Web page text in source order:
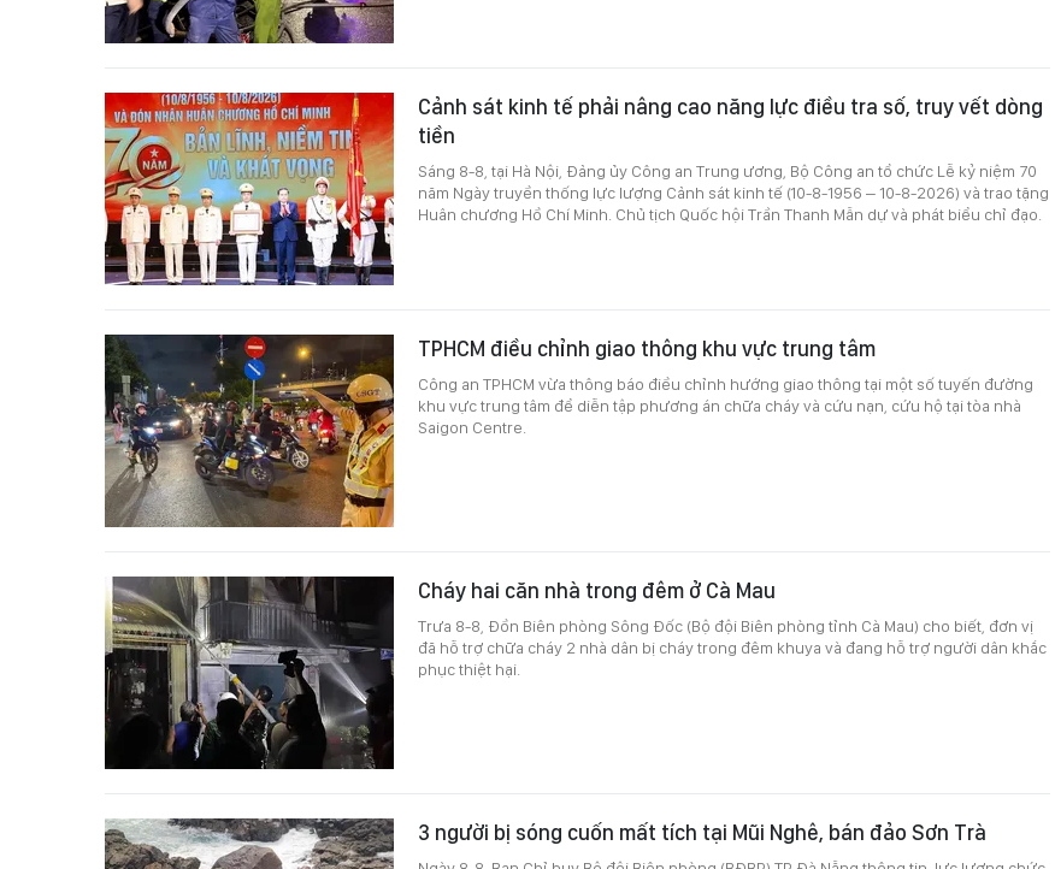
Cảnh sát kinh tế phải nâng cao năng lực điều tra số, truy vết dòng
tiền
Sáng 8-8, tại Hà Nội, Đảng ủy Công an Trung ương, Bộ Công an tổ chức Lễ kỷ niệm 70
năm Ngày truyền thống lực lượng Cảnh sát kinh tế (10-8-1956 – 10-8-2026) và trao tặng
Huân chương Hồ Chí Minh. Chủ tịch Quốc hội Trần Thanh Mẫn dự và phát biểu chỉ đạo.
TPHCM điều chỉnh giao thông khu vực trung tâm
Công an TPHCM vừa thông báo điều chỉnh hướng giao thông tại một số tuyến đường
khu vực trung tâm để diễn tập phương án chữa cháy và cứu nạn, cứu hộ tại tòa nhà
Saigon Centre.
Cháy hai căn nhà trong đêm ở Cà Mau
Trưa 8-8, Đồn Biên phòng Sông Đốc (Bộ đội Biên phòng tỉnh Cà Mau) cho biết, đơn vị
đã hỗ trợ chữa cháy 2 nhà dân bị cháy trong đêm khuya và đang hỗ trợ người dân khắc
phục thiệt hại.
3 người bị sóng cuốn mất tích tại Mũi Nghê, bán đảo Sơn Trà